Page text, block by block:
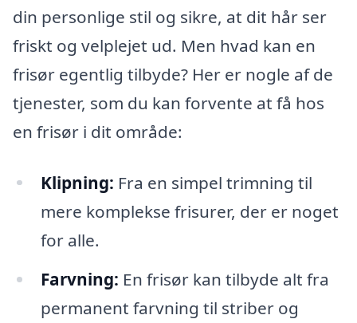
din personlige stil og sikre, at dit hår ser
friskt og velplejet ud. Men hvad kan en
frisør egentlig tilbyde? Her er nogle af de
tjenester, som du kan forvente at få hos
en frisør i dit område:
Klipning: Fra en simpel trimning til
mere komplekse frisurer, der er noget
for alle.
Farvning: En frisør kan tilbyde alt fra
permanent farvning til striber og